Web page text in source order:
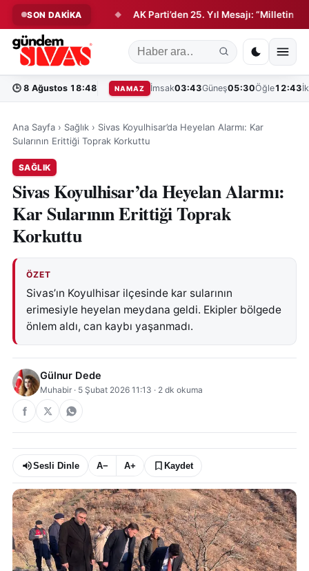
SON DAKİKA
5 Büyük Proje! AK Parti’den 25. Yıl Mesajı: “Milletin
🕒 8 Ağustos 18:48 NAMAZ İmsak03:43Güneş05:30Öğle12:43
Ana Sayfa › Sağlık › Sivas Koyulhisar’da Heyelan Alarmı: Kar
Sularının Erittiği Toprak Korkuttu
SAĞLIK
Sivas Koyulhisar’da Heyelan Alarmı:
Kar Sularının Erittiği Toprak
Korkuttu
ÖZET
Sivas’ın Koyulhisar ilçesinde kar sularının
erimesiyle heyelan meydana geldi. Ekipler bölgede
önlem aldı, can kaybı yaşanmadı.
Gülnur Dede
Muhabir · 5 Şubat 2026 11:13 · 2 dk okuma
Sesli Dinle A− A+ Kaydet